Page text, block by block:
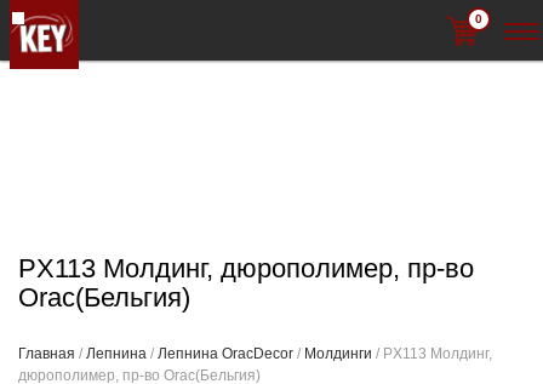
0
PX113 Молдинг, дюрополимер, пр-во
Orac(Бельгия)
Главная / Лепнина / Лепнина OracDecor / Молдинги / PX113 Молдинг,
дюрополимер, пр-во Orac(Бельгия)